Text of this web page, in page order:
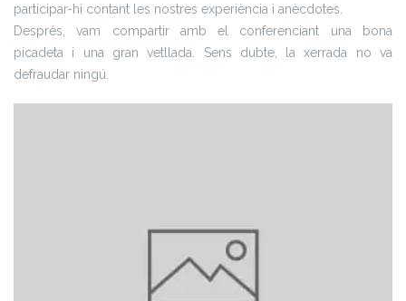
participar-hi contant les nostres experiència i anècdotes.
Després, vam compartir amb el conferenciant una bona
picadeta i una gran vetllada. Sens dubte, la xerrada no va
defraudar ningú.